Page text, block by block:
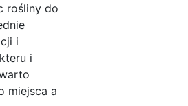
rośliny do
i
i
miejsca a